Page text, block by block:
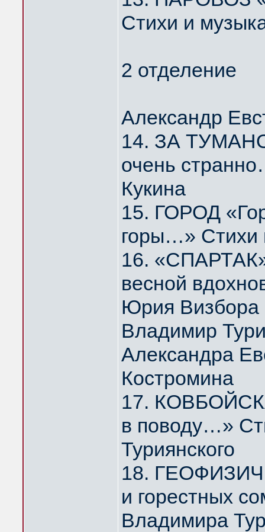
Стихи и
2 отделение
Александр
14. ЗА
очень
Кукина
15. ГОРОД
горы…» Стихи
16.
весной
Юрия Визбора
Владимир
Александра
Костромина
17.
в поводу…»
Туриянского
18.
и горестных
Владимира